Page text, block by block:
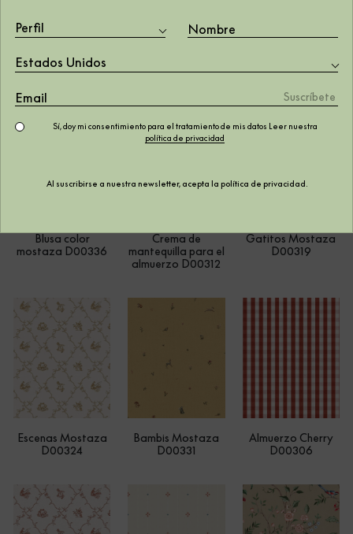
Escenas
D00323
Blusa color
Crema de
bucólica D00301
Blusa color
mostaza D00336
Crema de
mantequilla para el
almuerzo D00312
Gatitos Mostaza
D00319
Escenas Mostaza
D00324
Bambis Mostaza
D00331
Almuerzo Cherry
D00306
Perfil
Estados Unidos
Sí, doy mi consentimiento para el tratamiento de mis datos Leer nuestra
política de privacidad
Al suscribirse a nuestra newsletter, acepta la política de privacidad.